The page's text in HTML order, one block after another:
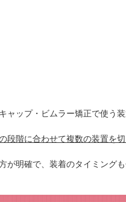
ャップ・ビムラー矯正で使う
段階に合わせて複数の装置を
が明確で、装着のタイミング